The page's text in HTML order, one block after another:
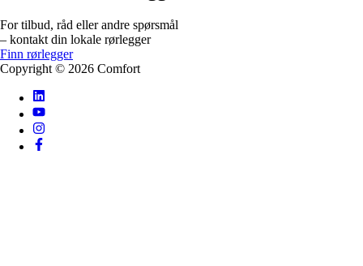
For tilbud, råd eller andre spørsmål
– kontakt din lokale rørlegger
Finn rørlegger
Copyright © 2026 Comfort